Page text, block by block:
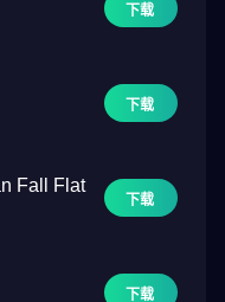
下载
下载
Fall Flat
下载
下载